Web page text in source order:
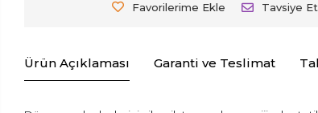
Favorilerime Ekle Tavsiye Et
Ürün Açıklaması Garanti ve Teslimat